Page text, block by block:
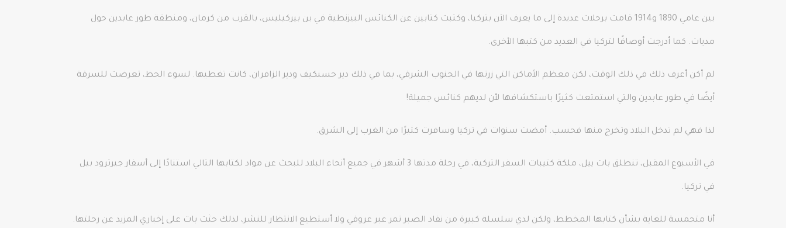
بين عامي 1890 و1914 قامت برحلات عديدة إلى ما يعرف الآن بتركيا، وكتبت كتابين عن الكنائس البيزنطية في بن بيركيليس، بالقرب من كرمان، ومنطقة طور عابدين حول
مديات. كما أدرجت أوصافًا لتركيا في العديد من كتبها الأخرى.
لم أكن أعرف ذلك في ذلك الوقت، لكن معظم الأماكن التي زرتها في الجنوب الشرقي، بما في ذلك دير حسنكيف ودير الزافران، كانت تغطيها. لسوء الحظ، تعرضت للسرقة
أيضًا في طور عابدين والتي استمتعت كثيرًا باستكشافها لأن لديهم كنائس جميلة!
لذا فهي لم تدخل البلاد وتخرج منها فحسب. أمضت سنوات في تركيا وسافرت كثيرًا من الغرب إلى الشرق.
في الأسبوع المقبل، تنطلق بات ييل، ملكة كتيبات السفر التركية، في رحلة مدتها 3 أشهر في جميع أنحاء البلاد للبحث عن مواد لكتابها التالي استنادًا إلى أسفار جيرترود بيل
في تركيا.
أنا متحمسة للغاية بشأن كتابها المخطط، ولكن لدي سلسلة كبيرة من نفاد الصبر تمر عبر عروقي ولا أستطيع الانتظار للنشر، لذلك حثت بات على إخباري المزيد عن رحلتها.